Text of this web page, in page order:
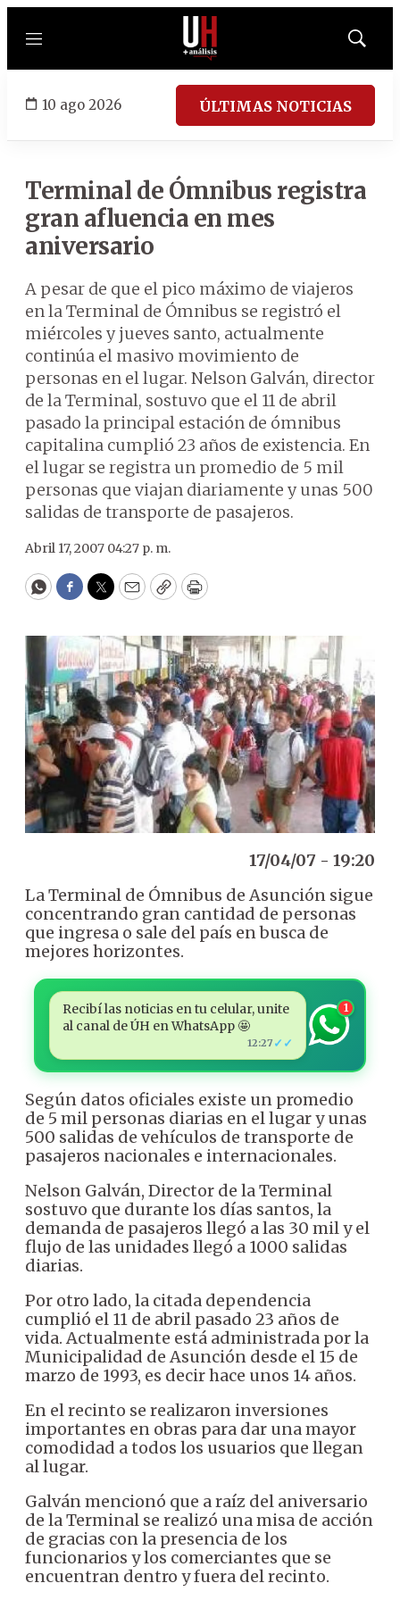
Menú
Mostrar
10 ago 2026 ÚLTIMAS NOTICIAS
Terminal de Ómnibus registra
gran afluencia en mes
aniversario
A pesar de que el pico máximo de viajeros
en la Terminal de Ómnibus se registró el
miércoles y jueves santo, actualmente
continúa el masivo movimiento de
personas en el lugar. Nelson Galván, director
de la Terminal, sostuvo que el 11 de abril
pasado la principal estación de ómnibus
capitalina cumplió 23 años de existencia. En
el lugar se registra un promedio de 5 mil
personas que viajan diariamente y unas 500
salidas de transporte de pasajeros.
Abril 17, 2007 04:27 p. m.
WhatsApp
Facebook
Twitter
EmailCopyPrint
17/04/07 - 19:20
La Terminal de Ómnibus de Asunción sigue
concentrando gran cantidad de personas
que ingresa o sale del país en busca de
mejores horizontes.
Recibí las noticias en tu celular, unite
al canal de ÚH en WhatsApp 🤩
12:27 ✓✓
1
Según datos oficiales existe un promedio
de 5 mil personas diarias en el lugar y unas
500 salidas de vehículos de transporte de
pasajeros nacionales e internacionales.
Nelson Galván, Director de la Terminal
sostuvo que durante los días santos, la
demanda de pasajeros llegó a las 30 mil y el
flujo de las unidades llegó a 1000 salidas
diarias.
Por otro lado, la citada dependencia
cumplió el 11 de abril pasado 23 años de
vida. Actualmente está administrada por la
Municipalidad de Asunción desde el 15 de
marzo de 1993, es decir hace unos 14 años.
En el recinto se realizaron inversiones
importantes en obras para dar una mayor
comodidad a todos los usuarios que llegan
al lugar.
Galván mencionó que a raíz del aniversario
de la Terminal se realizó una misa de acción
de gracias con la presencia de los
funcionarios y los comerciantes que se
encuentran dentro y fuera del recinto.